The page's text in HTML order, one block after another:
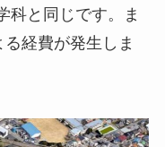
科と同じです。ま
経費が発生しま